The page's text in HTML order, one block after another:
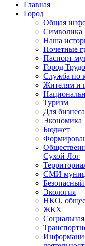
Главная
Город
Общая
Символика
Наша
Почетные
Паспорт
Город
Служба по
Жителям и
Туризм
Для бизнеса
Экономика
Бюджет
Сухой Лог
СМИ
Экология
НКО,
ЖКХ
Социальная